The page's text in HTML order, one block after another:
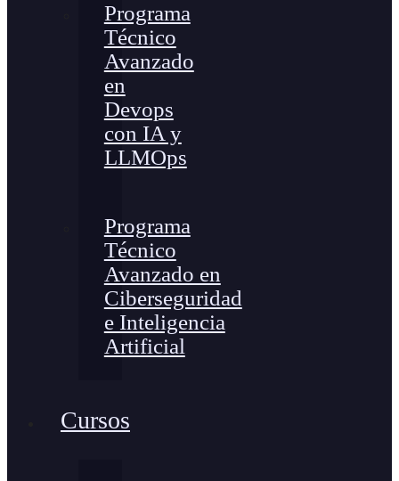
Programa
Técnico
Avanzado
en
Devops
con IA y
LLMOps
Programa
Técnico
Avanzado en
Ciberseguridad
e Inteligencia
Artificial
Cursos